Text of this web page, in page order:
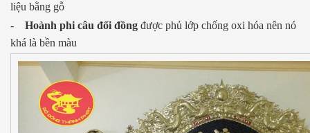
liệu bằng gỗ
- Hoành phi câu đối đồng được phủ lớp chống oxi hóa nên nó
khá là bền màu